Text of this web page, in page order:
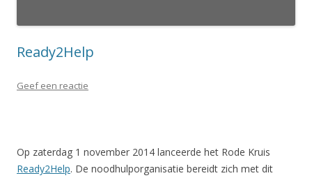
Ready2Help
Geef een reactie
Op zaterdag 1 november 2014 lanceerde het Rode Kruis
Ready2Help. De noodhulporganisatie bereidt zich met dit